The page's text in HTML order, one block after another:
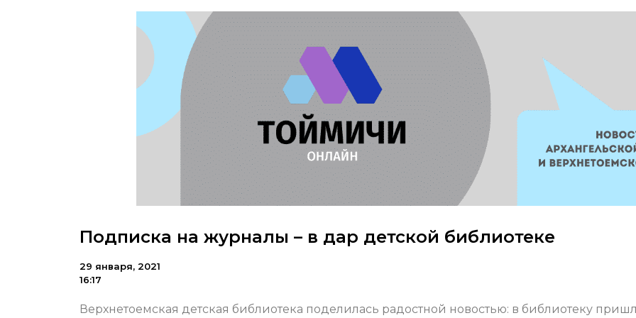
Подписка на журналы – в дар детской библиотеке
29 января, 2021
16:17
Верхнетоемская детская библиотека поделилась радостной новостью: в библиотеку